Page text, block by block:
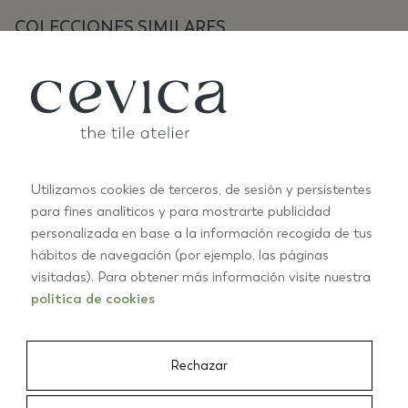
COLECCIONES SIMILARES
ANTIC PASTELS
+10
Utilizamos cookies de terceros, de sesión y persistentes
para fines analíticos y para mostrarte publicidad
personalizada en base a la información recogida de tus
hábitos de navegación (por ejemplo, las páginas
visitadas). Para obtener más información visite nuestra
política de cookies
Rechazar